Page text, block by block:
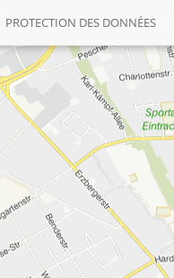
PROTECTION DES DONNÉES